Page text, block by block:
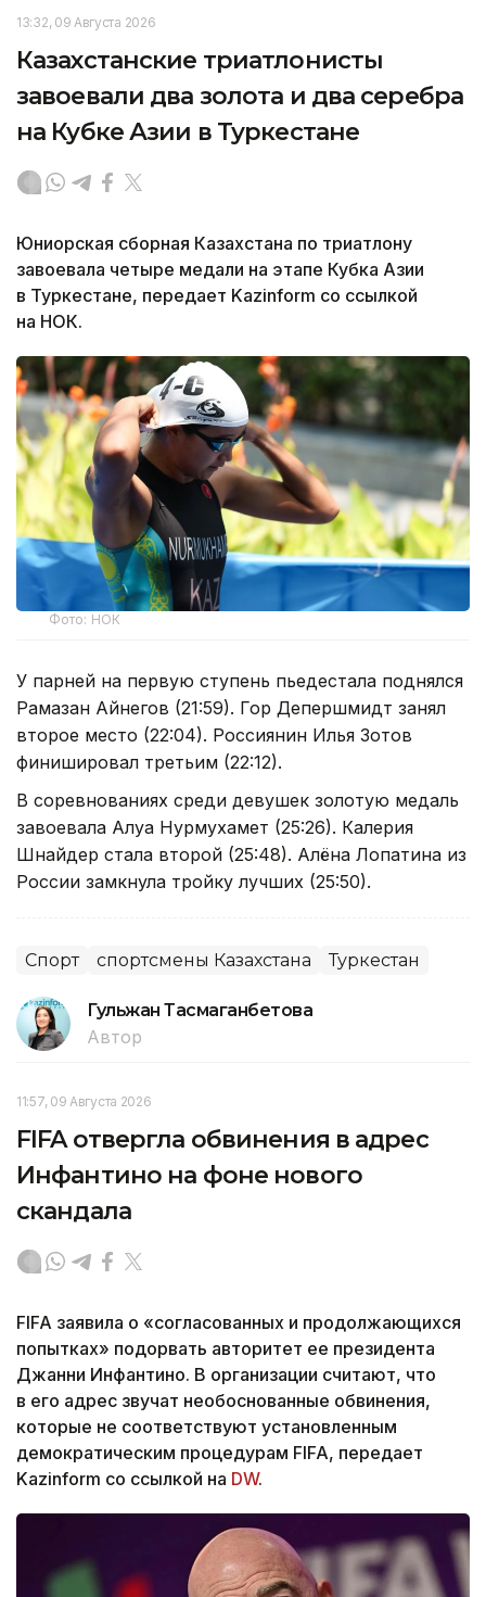
13:32, 09 Августа 2026
Казахстанские триатлонисты
завоевали два золота и два серебра
на Кубке Азии в Туркестане
Юниорская сборная Казахстана по триатлону
завоевала четыре медали на этапе Кубка Азии
в Туркестане, передает Kazinform со ссылкой
на НОК.
Фото: НОК
У парней на первую ступень пьедестала поднялся
Рамазан Айнегов (21:59). Гор Депершмидт занял
второе место (22:04). Россиянин Илья Зотов
финишировал третьим (22:12).
В соревнованиях среди девушек золотую медаль
завоевала Алуа Нурмухамет (25:26). Калерия
Шнайдер стала второй (25:48). Алёна Лопатина из
России замкнула тройку лучших (25:50).
Спорт спортсмены Казахстана Туркестан
Гульжан Тасмаганбетова
Автор
11:57, 09 Августа 2026
FIFA отвергла обвинения в адрес
Инфантино на фоне нового
скандала
FIFA заявила о «согласованных и продолжающихся
попытках» подорвать авторитет ее президента
Джанни Инфантино. В организации считают, что
в его адрес звучат необоснованные обвинения,
которые не соответствуют установленным
демократическим процедурам FIFA, передает
Kazinform со ссылкой на DW.